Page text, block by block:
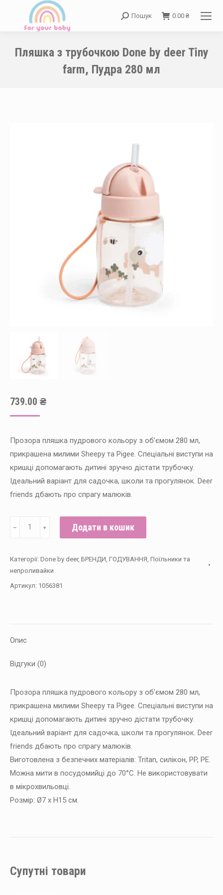
Search:
Пошук 0.00 ₴
Пляшка з трубочкою Done by deer Tiny
farm, Пудра 280 мл
739.00 ₴
Прозора пляшка пудрового кольору з обʼємом 280 мл,
прикрашена милими Sheepy та Pigee. Спеціальні виступи на
кришці допомагають дитині зручно дістати трубочку.
Ідеальний варіант для садочка, школи та прогулянок. Deer
friends дбають про спрагу малюків.
Пляшка
Done
deer
280
кількість
﹣ ﹢ Додати в кошик
Категорії: Done by deer, БРЕНДИ ГОДУВАННЯ Поїльники та
непроливайки
Артикул: 1056381
Опис
Відгуки (0)
Прозора пляшка пудрового кольору з обʼємом 280 мл,
прикрашена милими Sheepy та Pigee. Спеціальні виступи на
кришці допомагають дитині зручно дістати трубочку.
Ідеальний варіант для садочка, школи та прогулянок. Deer
friends дбають про спрагу малюків.
Виготовлена з безпечних матеріалів: Tritan, силікон, PP, PE.
Можна мити в посудомийці до 70°C. Не використовувати
в мікрохвильовці.
Розмір: Ø7 x H15 см.
Супутні товари